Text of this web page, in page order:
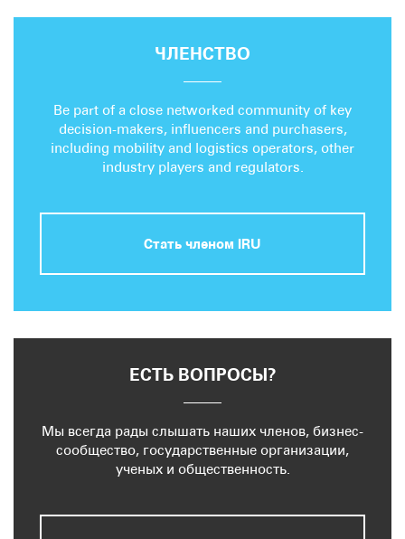
ЧЛЕНСТВО
Be part of a close networked community of key
decision-makers, influencers and purchasers,
including mobility and logistics operators, other
industry players and regulators.
Стать членом IRU
ЕСТЬ ВОПРОСЫ?
Мы всегда рады слышать наших членов, бизнес-
сообщество, государственные организации,
ученых и общественность.